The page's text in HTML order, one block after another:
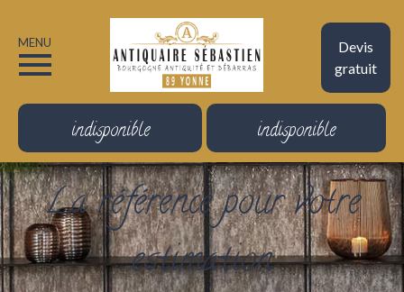
Devis
gratuit
MENU
indisponible indisponible
La référence pour votre
estimation